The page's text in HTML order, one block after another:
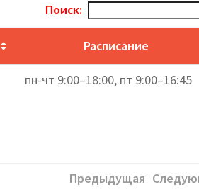
Поиск:
Расписание
пн-чт 9:00–18:00, пт 9:00–16:45
Предыдущая